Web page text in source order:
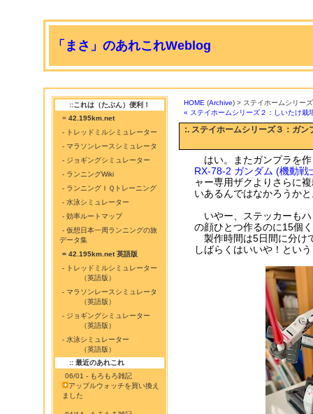
「まさ」のあれこれWeblog
::これは（たぶん）便利！
= 42.195km.net
- トレッドミルシミュレーター
- マラソンレースシミュレータ
- ジョギングシミュレーター
- ランニングWiki
- ランニングＩＱトレーニング
- 水泳シミュレーター
- 効率ルートマップ
- 仮想日本一周ランニングの旅
データ集
= 42.195km.net 英語版
- トレッドミルシミュレーター
（英語版）
- マラソンレースシミュレータ
（英語版）
- ジョギングシミュレーター
（英語版）
- 水泳シミュレーター
（英語版）
:: 最近のあれこれ
06/01 - もろもろ雑記
アップルウォッチを買い換え
ました
HOME (Archive) > ステイホームシリー
« ステイホームシリーズ２：しいたけ栽
:. ステイホームシリーズ３：ガン
はい。またガンプラを
RX-78-2 ガンダム (機動戦
ャー専用ザクよりさらに
いあるんではなかろうか
いやー、ステッカーも
の顔ひとつ作るのに15個
製作時間は5日間に分け
しばらくはいいや！とい